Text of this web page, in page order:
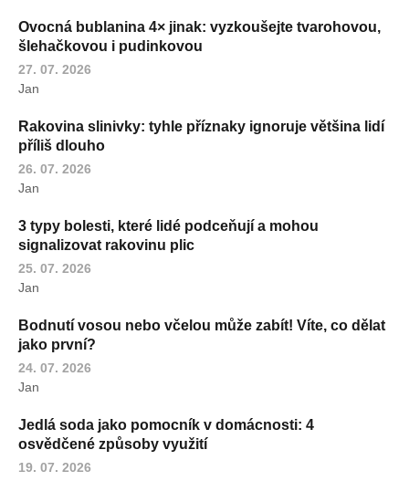
Ovocná bublanina 4× jinak: vyzkoušejte tvarohovou,
šlehačkovou i pudinkovou
27. 07. 2026
Jan
Rakovina slinivky: tyhle příznaky ignoruje většina lidí
příliš dlouho
26. 07. 2026
Jan
3 typy bolesti, které lidé podceňují a mohou
signalizovat rakovinu plic
25. 07. 2026
Jan
Bodnutí vosou nebo včelou může zabít! Víte, co dělat
jako první?
24. 07. 2026
Jan
Jedlá soda jako pomocník v domácnosti: 4
osvědčené způsoby využití
19. 07. 2026